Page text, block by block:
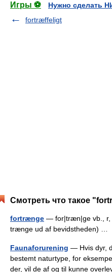
Игры ⚽
Нужно сделать
fortræffeligt
Смотреть что такое
fortrænge — for|træn|ge vb., r,
trænge ud af bevidstheden) …
Faunaforurening — Hvis dyr,
bestemt naturtype, for
der, vil de af og til kunne